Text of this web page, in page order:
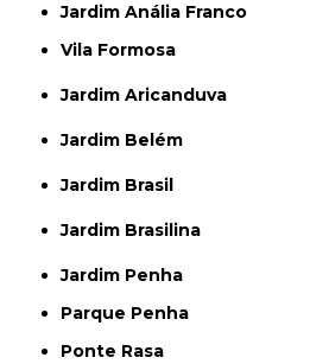
Jardim Anália Franco
Vila Formosa
Jardim Aricanduva
Jardim Belém
Jardim Brasil
Jardim Brasilina
Jardim Penha
Parque Penha
Ponte Rasa